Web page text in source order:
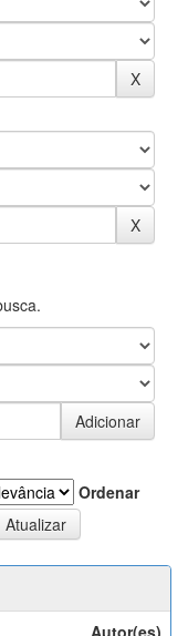
Ordenar
Autor(es)